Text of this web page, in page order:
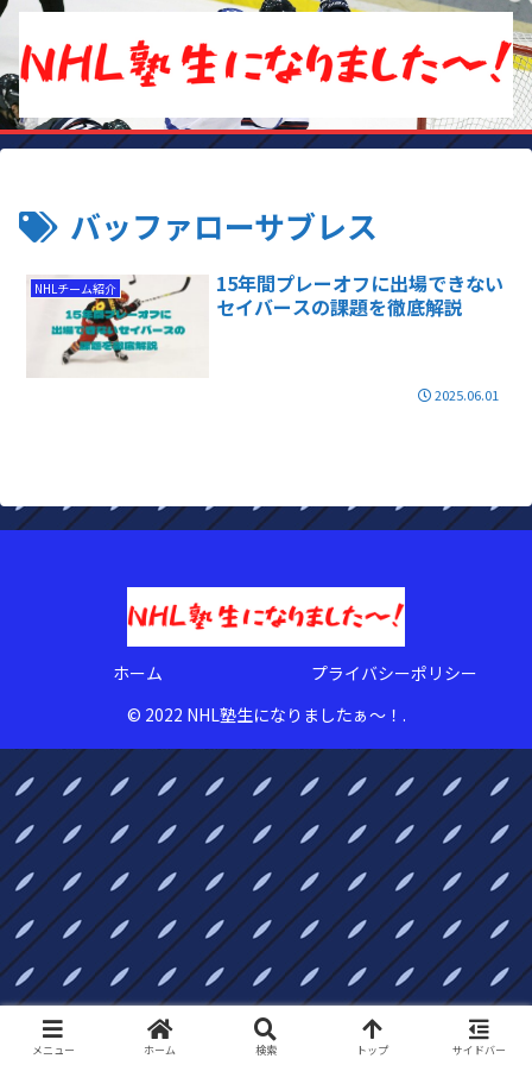
バッファローサブレス
NHLチーム紹介
15年間プレーオフに出場できない
セイバースの課題を徹底解説
2025.06.01
ホーム
プライバシーポリシー
© 2022 NHL塾生になりましたぁ〜！.
メニュー ホーム 検索 トップ サイドバー